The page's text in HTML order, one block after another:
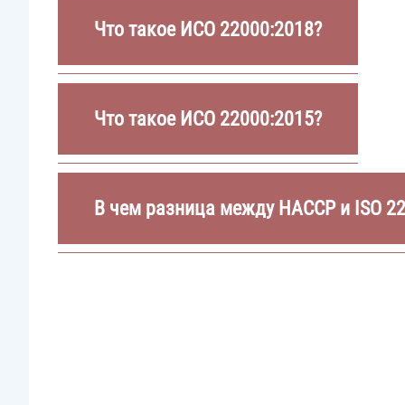
Что такое ИСО 22000:2018?
Что такое ИСО 22000:2015?
В чем разница между HACCP и ISO